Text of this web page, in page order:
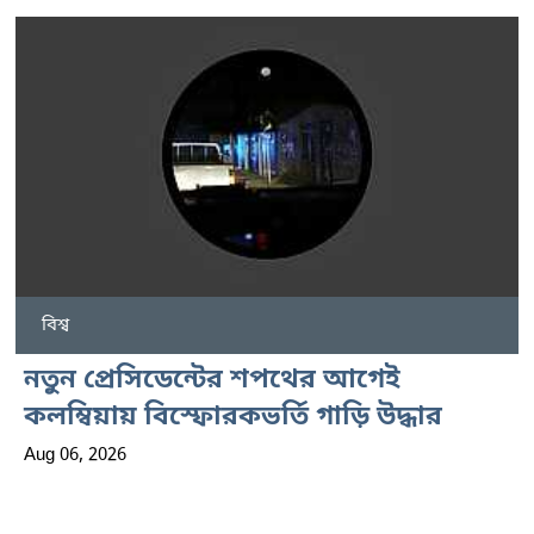
বিশ্ব
নতুন প্রেসিডেন্টের শপথের আগেই
কলম্বিয়ায় বিস্ফোরকভর্তি গাড়ি উদ্ধার
Aug 06, 2026